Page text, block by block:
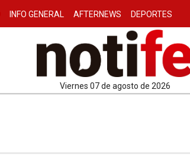
INFO GENERAL AFTERNEWS DEPORTES
viernes 07 de agosto de 2026